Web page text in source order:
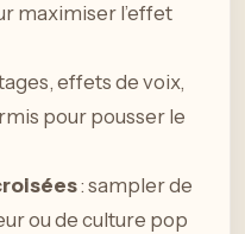
maximiser l’effet
effets de voix,
pour pousser le
: sampler de
ou de culture pop